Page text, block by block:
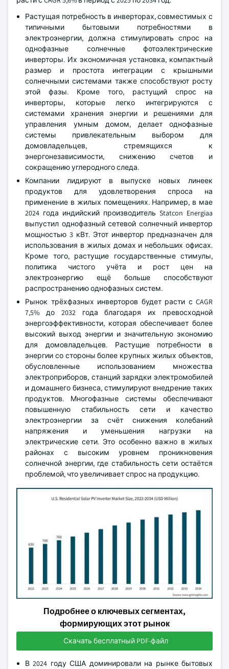
Растущая потребность в инверторах, совместимых с
типичными бытовыми потребностями в
электроэнергии, должна стимулировать спрос на
однофазные солнечные фотоэлектрические
инверторы. Их экономичная установка, компактный
размер и простота интеграции с крышными
солнечными системами также способствуют росту
этой фазы. Кроме того, растущий спрос на
инверторы, которые легко интегрируются с
системами хранения энергии и решениями для
управления умным домом, делает однофазные
системы привлекательным выбором для
домовладельцев, стремящихся к
энергонезависимости, снижению счетов и
сокращению углеродного следа.
Компании лидируют в выпуске новых линеек
продуктов для удовлетворения спроса на
применение в жилых помещениях. Например, в мае
2024 года индийский производитель Statcon Energiaa
выпустил однофазный сетевой солнечный инвертор
мощностью 3 кВт. Этот инвертор предназначен для
использования в жилых домах и небольших офисах.
Кроме того, растущие государственные стимулы,
политика чистого учёта и рост цен на
электроэнергию ещё больше способствуют
распространению однофазных систем.
Рынок трёхфазных инверторов будет расти с CAGR
7,5% до 2032 года благодаря их превосходной
энергоэффективности, которая обеспечивает более
высокий выход энергии и значительную экономию
для домовладельцев. Растущие потребности в
энергии со стороны более крупных жилых объектов,
обусловленные использованием множества
электроприборов, станций зарядки электромобилей
и домашнего бизнеса, стимулируют внедрение таких
продуктов. Многофазные системы обеспечивают
повышенную стабильность сети и качество
электроэнергии за счёт снижения колебаний
напряжения и уменьшения нагрузки на
электрические сети. Это особенно важно в жилых
районах с высоким уровнем проникновения
солнечной энергии, где стабильность сети остаётся
проблемой, что увеличивает спрос на продукцию.
Подробнее о ключевых сегментах,
формирующих этот рынок
Скачать бесплатный PDF-файл
В 2024 году США доминировали на рынке бытовых